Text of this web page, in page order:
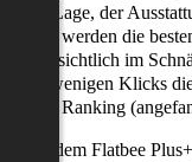
der Lage, der
werden die
übersichtlich im
nur wenigen Klicks
als Ranking
mit dem Flatbee